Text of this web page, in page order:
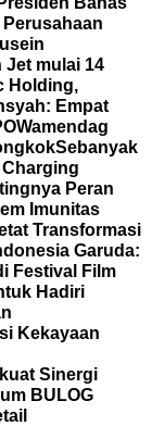
Jet mulai 14
Holding,
Empat
Wamendag
Sebanyak
Peran
Imunitas
Transformasi
Garuda:
Festival Film
Hadiri
Kekayaan
Sinergi
BULOG